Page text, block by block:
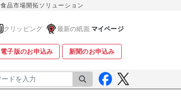
食品市場開拓ソリューション
クリッピング 最新の紙面 マイページ
電子版のお申込み 新聞のお申込み
検索